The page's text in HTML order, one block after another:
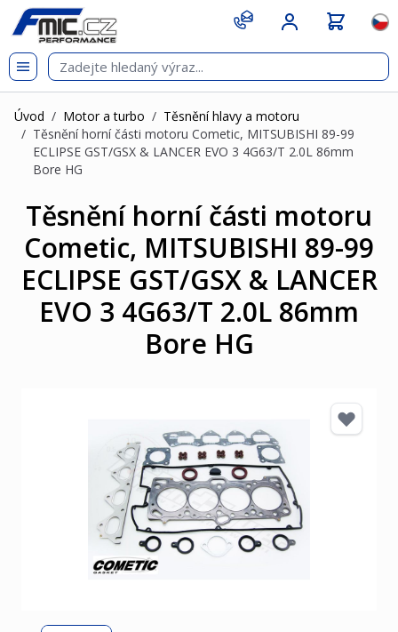
Přejít na obsah
git s
Úvod / Motor a turbo / Těsnění hlavy a motoru
/ Těsnění horní části motoru Cometic, MITSUBISHI 89-99
ECLIPSE GST/GSX & LANCER EVO 3 4G63/T 2.0L 86mm
Bore HG
Těsnění horní části motoru
Cometic, MITSUBISHI 89-99
ECLIPSE GST/GSX & LANCER
EVO 3 4G63/T 2.0L 86mm
Bore HG